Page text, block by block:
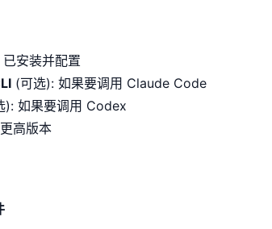
已安装并配置
(可选): 如果要调用 Claude Code
): 如果要调用 Codex
高版本